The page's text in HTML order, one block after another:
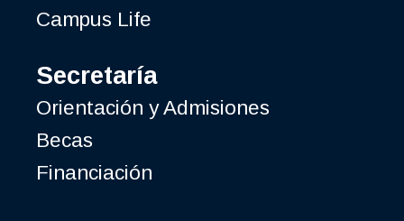
Campus Life
Secretaría
Orientación y Admisiones
Becas
Financiación